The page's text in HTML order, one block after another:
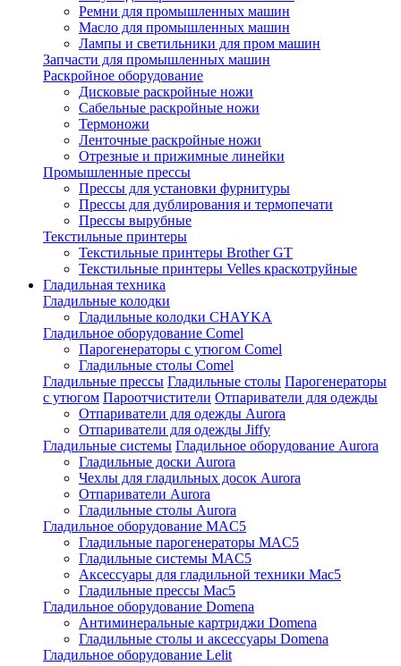
Ремни для промышленных машин
Масло для промышленных машин
Лампы и светильники для пром машин
Запчасти для промышленных машин
Раскройное оборудование
Дисковые раскройные ножи
Сабельные раскройные ножи
Термоножи
Ленточные раскройные ножи
Отрезные и прижимные линейки
Промышленные прессы
Прессы для установки фурнитуры
Прессы для дублирования и термопечати
Прессы вырубные
Текстильные принтеры
Текстильные принтеры Brother GT
Текстильные принтеры Velles краскотруйные
Гладильная техника
Гладильные колодки
Гладильные колодки CHAYKA
Гладильное оборудование Comel
Парогенераторы с утюгом Comel
Гладильные столы Comel
Гладильные прессы Гладильные столы Парогенераторы
с утюгом Пароотчистители Отпариватели для одежды
Отпариватели для одежды Aurora
Отпариватели для одежды Jiffy
Гладильные системы Гладильное оборудование Aurora
Гладильные доски Aurora
Чехлы для гладильных досок Aurora
Отпариватели Aurora
Гладильные столы Aurora
Гладильное оборудование MAC5
Гладильные парогенераторы MAC5
Гладильные системы MAC5
Аксессуары для гладильной техники Mac5
Гладильные прессы Mac5
Гладильное оборудование Domena
Антиминеральные картриджи Domena
Гладильные столы и аксессуары Domena
Гладильное оборудование Lelit